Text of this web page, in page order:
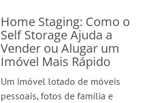
Home Staging: Como o
Self Storage Ajuda a
Vender ou Alugar um
Imóvel Mais Rápido
Um imóvel lotado de móveis
pessoais, fotos de família e